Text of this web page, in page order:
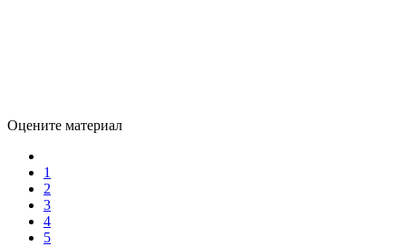
Оцените материал
1
2
3
4
5